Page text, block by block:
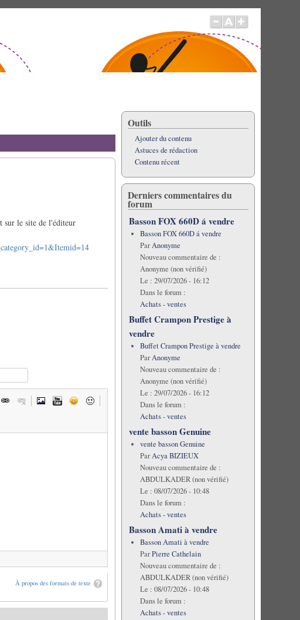
sur le site de l'éditeur
À propos des formats de texte
Outils
Ajouter du contenu
Astuces de rédaction
Contenu récent
Derniers commentaires du
forum
Basson FOX 660D á vendre
Basson FOX 660D á vendre
ParAnonyme
Nouveau commentaire de :
Anonyme (non vérifié)
Le : 29/07/2026 - 16:12
Dans le forum :
Achats - ventes
Buffet Crampon Prestige à
vendre
Buffet Crampon Prestige à vendre
ParAnonyme
Nouveau commentaire de :
Anonyme (non vérifié)
Le : 29/07/2026 - 16:12
Dans le forum :
Achats - ventes
vente basson Genuine
vente basson Genuine
ParAcya BIZIEUX
Nouveau commentaire de :
ABDULKADER (non vérifié)
Le : 08/07/2026 - 10:48
Dans le forum :
Achats - ventes
Basson Amati à vendre
Basson Amati à vendre
ParPierre Cathelain
Nouveau commentaire de :
ABDULKADER (non vérifié)
Le : 08/07/2026 - 10:48
Dans le forum :
Achats - ventes